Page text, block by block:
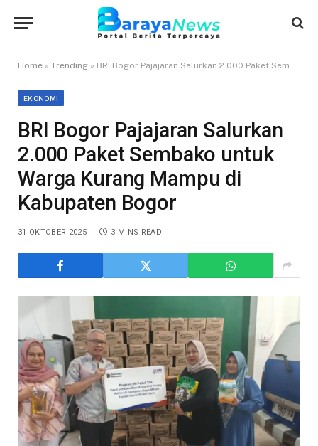
Home » Trending » BRI Bogor Pajajaran Salurkan 2.000 Paket Sembako untuk Warga Kurang Mampu di Kabupaten Bogor
EKONOMI
BRI Bogor Pajajaran Salurkan
2.000 Paket Sembako untuk
Warga Kurang Mampu di
Kabupaten Bogor
31 OKTOBER 2025 3 MINS READ